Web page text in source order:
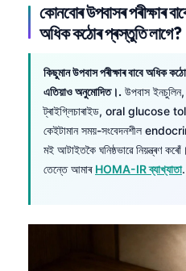
কোনবোৰ উপবাসৰ পৰীক্ষাৰ
অধিক কঠোৰ প্ৰস্তুতি লাগে?
কিছুমান উপবাস পৰীক্ষাৰ বাবে অধিক
এতিয়াও অনুমোদিত।. উপবাস
ট্ৰাইগ্লিচাৰাইড, oral
কেইটামান সময়-সংবেদনশীল
মই আটাইতকৈ ঘনিষ্ঠভাৱে নিয়ন্ত্ৰণ
তেন্তে আমাৰ HOMA-IR ব্যাখ্যাতা.